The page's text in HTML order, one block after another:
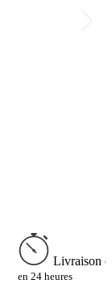
Livraison
en 24 heures